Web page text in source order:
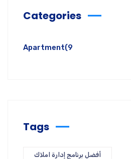
Categories
Apartment(9
Tags
أفضل برنامج إدارة املاك